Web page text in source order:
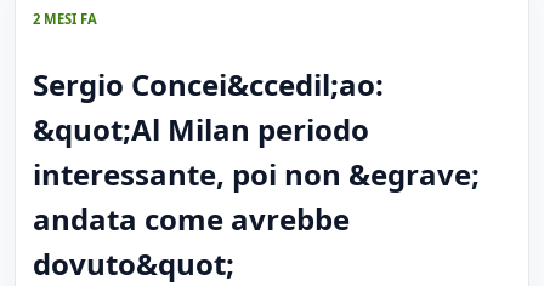
2 MESI FA
Sergio Concei&ccedil;ao:
&quot;Al Milan periodo
interessante, poi non &egrave;
andata come avrebbe
dovuto&quot;